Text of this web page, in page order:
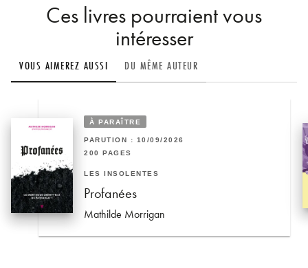
Ces livres pourraient vous
intéresser
VOUS AIMEREZ AUSSI DU MÊME AUTEUR
À PARAÎTRE
PARUTION : 10/09/2026
200 PAGES
LES INSOLENTES
Profanées
Mathilde Morrigan